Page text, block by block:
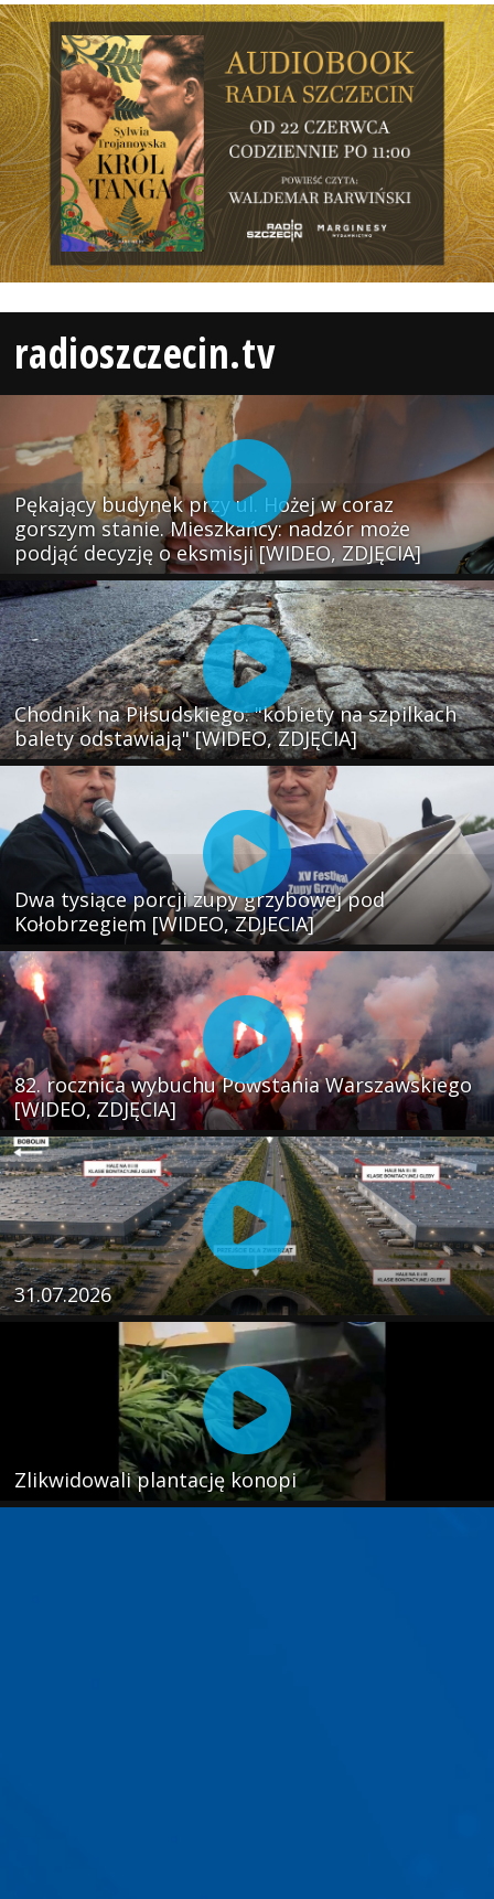
radioszczecin.tv
Pękający budynek przy ul. Hożej w coraz
gorszym stanie. Mieszkańcy: nadzór może
podjąć decyzję o eksmisji [WIDEO, ZDJĘCIA]
Chodnik na Piłsudskiego: "kobiety na szpilkach
balety odstawiają" [WIDEO, ZDJĘCIA]
Dwa tysiące porcji zupy grzybowej pod
Kołobrzegiem [WIDEO, ZDJECIA]
82. rocznica wybuchu Powstania Warszawskiego
[WIDEO, ZDJĘCIA]
31.07.2026
Zlikwidowali plantację konopi